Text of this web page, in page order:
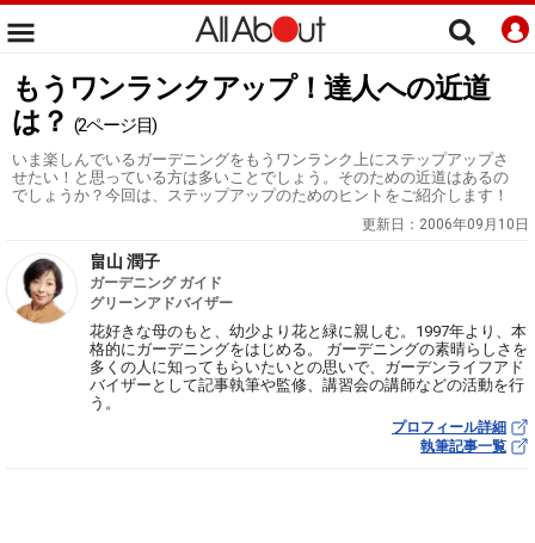
もうワンランクアップ！達人への近道
は？ (2ページ目)
いま楽しんでいるガーデニングをもうワンランク上にステップアップさ
せたい！と思っている方は多いことでしょう。そのための近道はあるの
でしょうか？今回は、ステップアップのためのヒントをご紹介します！
更新日： 2006年09月10日
畠山 潤子
ガーデニング ガイド
グリーンアドバイザー
花好きな母のもと、幼少より花と緑に親しむ。1997年より、本
格的にガーデニングをはじめる。 ガーデニングの素晴らしさを
多くの人に知ってもらいたいとの思いで、ガーデンライフアド
バイザーとして記事執筆や監修、講習会の講師などの活動を行
う。
プロフィール詳細
執筆記事一覧